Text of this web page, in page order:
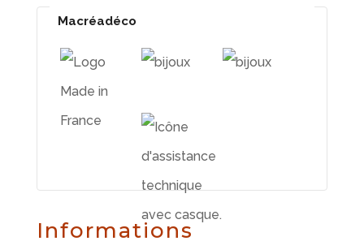
Macréadéco
Informations